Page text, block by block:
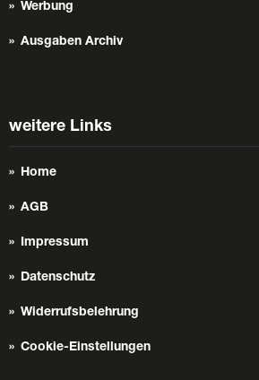
Werbung
Ausgaben Archiv
weitere Links
Home
AGB
Impressum
Datenschutz
Widerrufsbelehrung
Cookie-Einstellungen